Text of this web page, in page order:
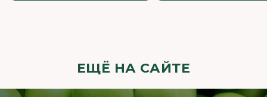
ЕЩЁ НА САЙТЕ